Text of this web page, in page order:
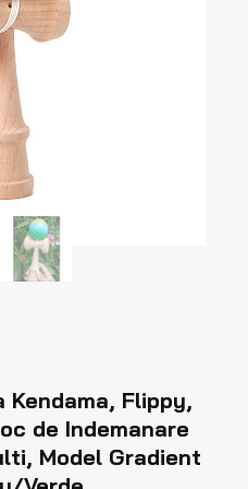
Flippy,
de Indemanare
Model Gradient